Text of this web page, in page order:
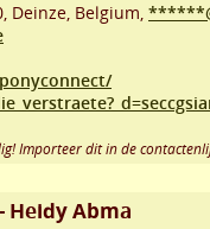
, Deinze, Belgium,
Importeer dit in de
Heidy Abma